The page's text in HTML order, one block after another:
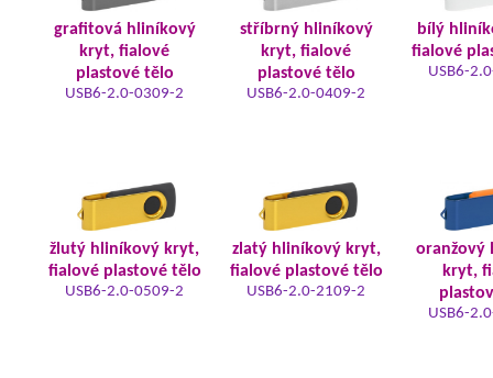
grafitová hliníkový
kryt, fialové
plastové tělo
USB6-2.0-0309-2
stříbrný hliníkový
kryt, fialové
plastové tělo
USB6-2.0-0409-2
bílý
fialové
USB6-
žlutý hliníkový kryt,
fialové plastové tělo
USB6-2.0-0509-2
zlatý hliníkový kryt,
fialové plastové tělo
USB6-2.0-2109-2
oranžový
kryt,
USB6-